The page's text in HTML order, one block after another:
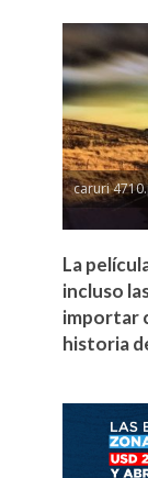
caruri
La
incluso
importar
historia